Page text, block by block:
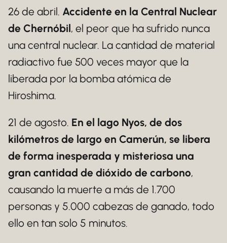
26 de abril. Accidente en la Central Nuclear
de Chernóbil, el peor que ha sufrido nunca
una central nuclear. La cantidad de material
radiactivo fue 500 veces mayor que la
liberada por la bomba atómica de
Hiroshima.
21 de agosto. En el lago Nyos, de dos
kilómetros de largo en Camerún, se libera
de forma inesperada y misteriosa una
gran cantidad de dióxido de carbono,
causando la muerte a más de 1.700
personas y 5.000 cabezas de ganado, todo
ello en tan solo 5 minutos.